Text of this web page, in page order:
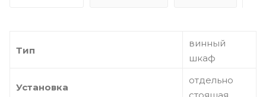
Тип
винный
шкаф
Установка
отдельно
стоящая